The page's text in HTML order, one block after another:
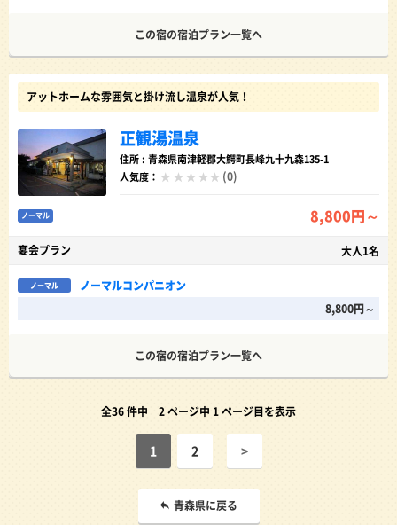
この宿の宿泊プラン一覧へ
アットホームな雰囲気と掛け流し温泉が人気！
正観湯温泉
住所 : 青森県南津軽郡大鰐町長峰九十九森135-1
人気度：
(0)
ノーマル 8,800円～
宴会プラン 大人1名
ノーマル
ノーマルコンパニオン
8,800円～
この宿の宿泊プラン一覧へ
全36 件中 2 ページ中 1 ページ目を表示
1 2 >
青森県に戻る